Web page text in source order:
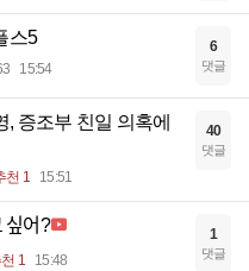
스5
15:54
6
댓글
, 증조부 친일 의혹에
천 1 15:51
40
댓글
싶어?
1 15:48
1
댓글